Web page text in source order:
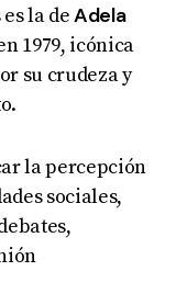
la deAdela
1979, icónica
su crudeza y
la percepción
sociales,